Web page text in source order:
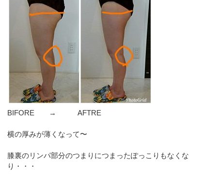
BIFORE → AFTRE
横の厚みが薄くなって〜
膝裏のリンパ部分のつまりにつまったぽっこりもなくな
り・・・